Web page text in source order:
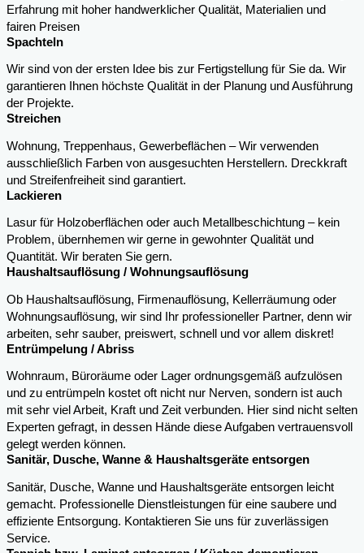
Erfahrung mit hoher handwerklicher Qualität, Materialien und
fairen Preisen
Spachteln
Wir sind von der ersten Idee bis zur Fertigstellung für Sie da. Wir
garantieren Ihnen höchste Qualität in der Planung und Ausführung
der Projekte.
Streichen
Wohnung, Treppenhaus, Gewerbeflächen – Wir verwenden
ausschließlich Farben von ausgesuchten Herstellern. Dreckkraft
und Streifenfreiheit sind garantiert.
Lackieren
Lasur für Holzoberflächen oder auch Metallbeschichtung – kein
Problem, übernhemen wir gerne in gewohnter Qualität und
Quantität. Wir beraten Sie gern.
Haushaltsauflösung / Wohnungsauflösung
Ob Haushaltsauflösung, Firmenauflösung, Kellerräumung oder
Wohnungsauflösung, wir sind Ihr professioneller Partner, denn wir
arbeiten, sehr sauber, preiswert, schnell und vor allem diskret!
Entrümpelung / Abriss
Wohnraum, Büroräume oder Lager ordnungsgemäß aufzulösen
und zu entrümpeln kostet oft nicht nur Nerven, sondern ist auch
mit sehr viel Arbeit, Kraft und Zeit verbunden. Hier sind nicht selten
Experten gefragt, in dessen Hände diese Aufgaben vertrauensvoll
gelegt werden können.
Sanitär, Dusche, Wanne & Haushaltsgeräte entsorgen
Sanitär, Dusche, Wanne und Haushaltsgeräte entsorgen leicht
gemacht. Professionelle Dienstleistungen für eine saubere und
effiziente Entsorgung. Kontaktieren Sie uns für zuverlässigen
Service.